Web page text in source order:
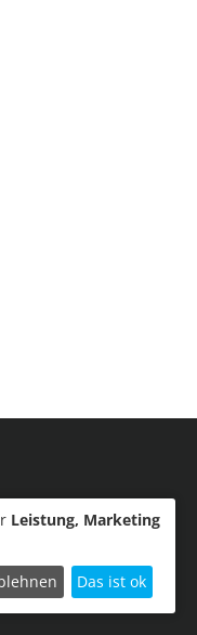
Leistung, Marketing
Das ist ok